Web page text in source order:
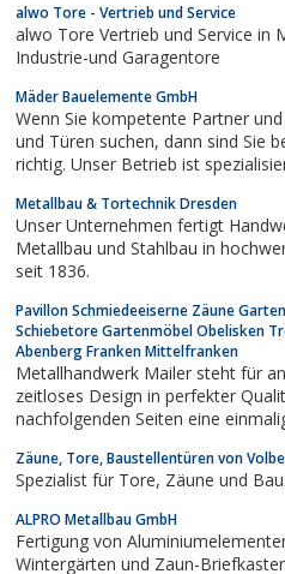
alwo Tore - Vertrieb und Service
alwo Tore Vertrieb und Service in
Industrie-und Garagentore
Mäder Bauelemente GmbH
Wenn Sie kompetente Partner
und Türen suchen, dann sind Sie bei Mäder Bauelemente GmbH
richtig. Unser Betrieb ist
und BriefkastenanlagenIn allen
über größte...
Metallbau & Tortechnik Dresden
Unser Unternehmen fertigt
Metallbau und Stahlbau in
seit 1836.
Pavillon Schmiedeeiserne Zäune
Schiebetore Gartenmöbel Obelisken
Abenberg Franken Mittelfranken
Metallhandwerk Mailer steht für
zeitloses Design in perfekter
nachfolgenden Seiten eine
Terrassenüberdachungen und
Investition fürs Leben, Sie...
Zäune, Tore, Baustellentüren von
Spezialist für Tore,
ALPRO Metallbau GmbH
Fertigung von Aluminiumelementen wie
Wintergärten und Zaun-